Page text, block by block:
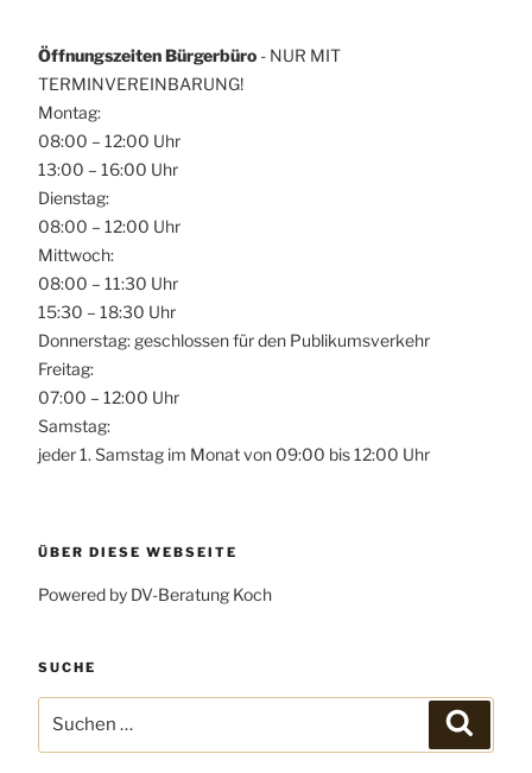
Öffnungszeiten Bürgerbüro - NUR MIT
TERMINVEREINBARUNG!
Montag:
08:00 – 12:00 Uhr
13:00 – 16:00 Uhr
Dienstag:
08:00 – 12:00 Uhr
Mittwoch:
08:00 – 11:30 Uhr
15:30 – 18:30 Uhr
Donnerstag: geschlossen für den Publikumsverkehr
Freitag:
07:00 – 12:00 Uhr
Samstag:
jeder 1. Samstag im Monat von 09:00 bis 12:00 Uhr
ÜBER DIESE WEBSEITE
Powered by DV-Beratung Koch
SUCHE
nach: